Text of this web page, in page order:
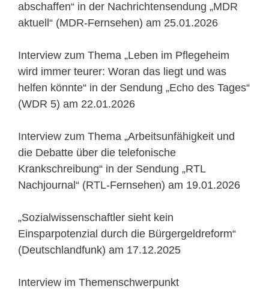
abschaffen“ in der Nachrichtensendung „MDR
aktuell“ (MDR-Fernsehen) am 25.01.2026
Interview zum Thema „Leben im Pflegeheim
wird immer teurer: Woran das liegt und was
helfen könnte“ in der Sendung „Echo des Tages“
(WDR 5) am 22.01.2026
Interview zum Thema „Arbeitsunfähigkeit und
die Debatte über die telefonische
Krankschreibung“ in der Sendung „RTL
Nachjournal“ (RTL-Fernsehen) am 19.01.2026
„Sozialwissenschaftler sieht kein
Einsparpotenzial durch die Bürgergeldreform“
(Deutschlandfunk) am 17.12.2025
Interview im Themenschwerpunkt